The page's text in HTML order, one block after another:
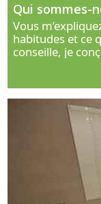
Qui sommes-
Vous
habitudes et ce
conseille, je
interlocuteur